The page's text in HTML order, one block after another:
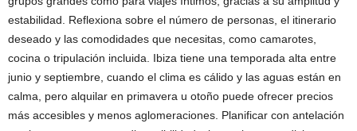
estabilidad. Reflexiona sobre el número de personas, el itinerario
deseado y las comodidades que necesitas, como camarotes,
cocina o tripulación incluida. Ibiza tiene una temporada alta entre
junio y septiembre, cuando el clima es cálido y las aguas están en
calma, pero alquilar en primavera u otoño puede ofrecer precios
más accesibles y menos aglomeraciones. Planificar con antelación